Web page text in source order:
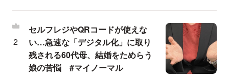
セルフレジやQRコードが使えな
い…急速な「デジタル化」に取り
残される60代母、結婚をためらう
娘の苦悩 #マイノーマル